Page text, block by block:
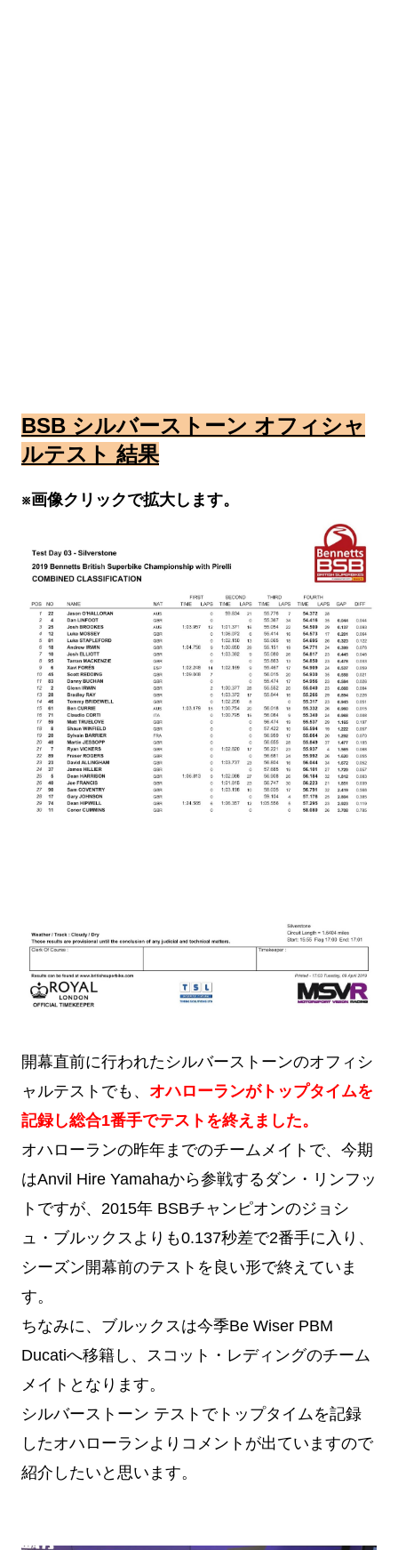
BSB シルバーストーン オフィシャ
ルテスト 結果
※画像クリックで拡大します。
開幕直前に行われたシルバーストーンのオフィシ
ャルテストでも、 オハローランがトップタイムを
記録し総合1番手でテストを終えました。
オハローランの昨年までのチームメイトで、今期
はAnvil Hire Yamahaから参戦するダン・リンフッ
トですが、2015年 BSBチャンピオンのジョシ
ュ・ブルックスよりも0.137秒差で2番手に入り、
シーズン開幕前のテストを良い形で終えていま
す。
ちなみに、ブルックスは今季Be Wiser PBM
Ducatiへ移籍し、スコット・レディングのチーム
メイトとなります。
シルバーストーン テストでトップタイムを記録
したオハローランよりコメントが出ていますので
紹介したいと思います。